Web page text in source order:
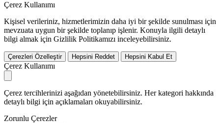
Çerez Kullanımı
Kişisel verileriniz, hizmetlerimizin daha iyi bir şekilde sunulması için
mevzuata uygun bir şekilde toplanıp işlenir. Konuyla ilgili detaylı
bilgi almak için Gizlilik Politikamızı inceleyebilirsiniz.
Çerezleri Özelleştir Hepsini Reddet Hepsini Kabul Et
Çerez Kullanımı
Çerez tercihlerinizi aşağıdan yönetebilirsiniz. Her kategori hakkında
detaylı bilgi için açıklamaları okuyabilirsiniz.
Zorunlu Çerezler